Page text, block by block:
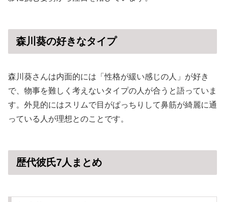
森川葵の好きなタイプ
森川葵さんは内面的には「性格が緩い感じの人」が好き
で、物事を難しく考えないタイプの人が合うと語っていま
す。外見的にはスリムで目がぱっちりして鼻筋が綺麗に通
っている人が理想とのことです。
歴代彼氏7人まとめ